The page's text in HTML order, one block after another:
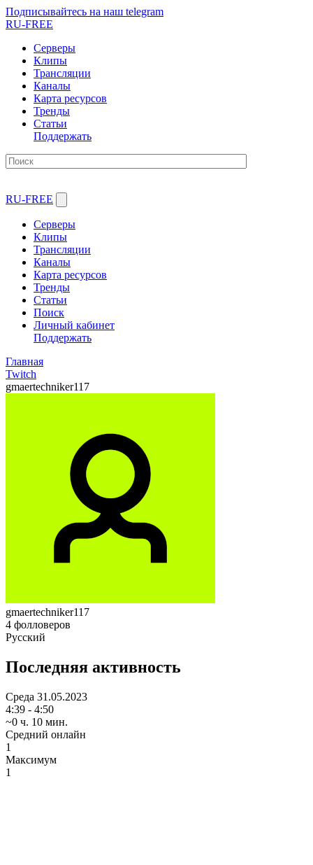
Подписывайтесь на наш telegram
RU-FREE
Серверы
Клипы
Трансляции
Каналы
Карта ресурсов
Тренды
Статьи
Поддержать
RU-FREE
Серверы
Клипы
Трансляции
Каналы
Карта ресурсов
Тренды
Статьи
Поиск
Личный кабинет
Поддержать
Главная
Twitch
gmaertechniker117
gmaertechniker117
4 фолловеров
Русский
Последняя активность
Среда 31.05.2023
4:39 - 4:50
~0 ч. 10 мин.
Средний онлайн
1
Максимум
1